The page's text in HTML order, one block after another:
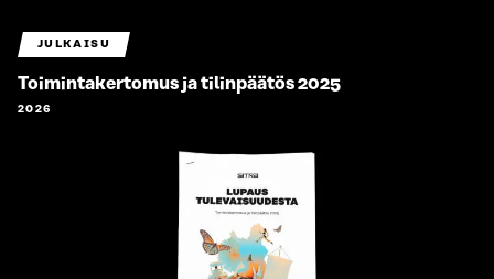
JULKAISU
Toimintakertomus ja tilinpäätös 2025
2026